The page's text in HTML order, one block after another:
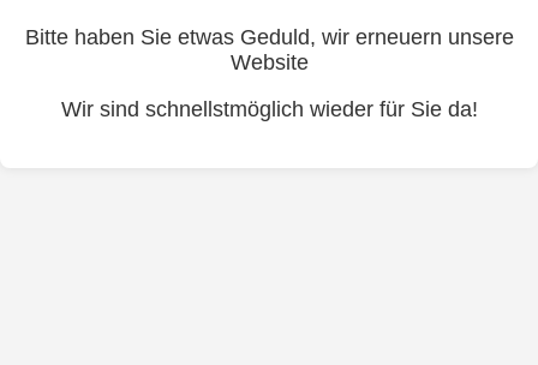
Bitte haben Sie etwas Geduld, wir erneuern unsere
Website
Wir sind schnellstmöglich wieder für Sie da!